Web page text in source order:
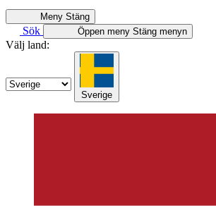
Meny Stäng
Sök Öppen meny Stäng menyn
Välj land:
Sverige